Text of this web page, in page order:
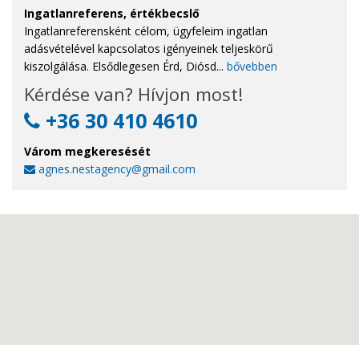
Ingatlanreferens, értékbecslő
Ingatlanreferensként célom, ügyfeleim ingatlan
adásvételével kapcsolatos igényeinek teljeskörű
kiszolgálása. Elsődlegesen Érd, Diósd... bővebben
Kérdése van? Hívjon most!
+36 30 410 4610
Várom megkeresését
agnes.nestagency@gmail.com